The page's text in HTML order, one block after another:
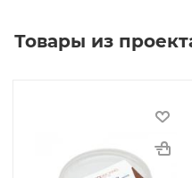
Товары из